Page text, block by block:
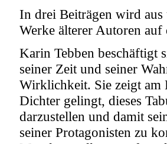
In drei Beiträgen wird aus
Werke älterer Autoren
Karin Tebben beschäftigt
seiner Zeit und seiner
Wirklichkeit. Sie zeigt am
Dichter gelingt, dieses
darzustellen und damit
seiner Protagonisten zu